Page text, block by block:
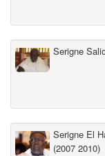
Serigne
Serigne El
(2007 2010)